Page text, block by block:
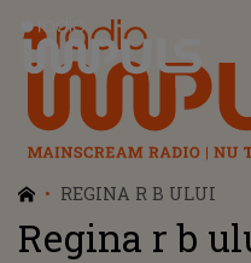
Radio Impuls
REGINA R B ULUI
Regina r b